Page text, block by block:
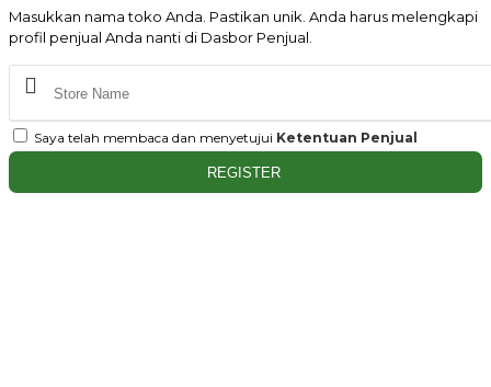
Masukkan nama toko Anda. Pastikan unik. Anda harus melengkapi
profil penjual Anda nanti di Dasbor Penjual.
Saya telah membaca dan menyetujui Ketentuan Penjual
REGISTER